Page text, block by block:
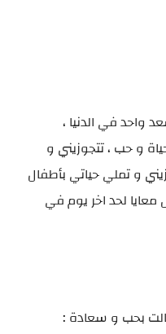
واحد في الدنيا ،
و حب ، تتجوزيني و
و تملي حياتي بأطفال
لحد اخر يوم في
بحب و سعادة :